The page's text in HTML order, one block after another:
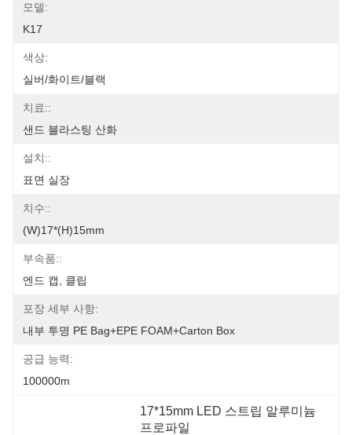
모델:
K17
색상:
실버/화이트/블랙
치료::
샌드 블라스팅 산화
설치::
표면 실장
치수::
(W)17*(H)15mm
부속품::
엔드 캡, 클립
포장 세부 사항:
내부 투명 PE Bag+EPE FOAM+Carton Box
공급 능력:
100000m
17*15mm LED 스트립 알루미늄
프로파일